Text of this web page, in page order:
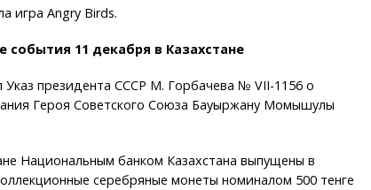
игра Angry Birds.
события 11 декабря в Казахстане
Указ президента СССР М. Горбачева № VII-1156 о
Героя Советского Союза Бауыржану Момышулы
Национальным банком Казахстана выпущены в
серебряные монеты номиналом 500 тенге